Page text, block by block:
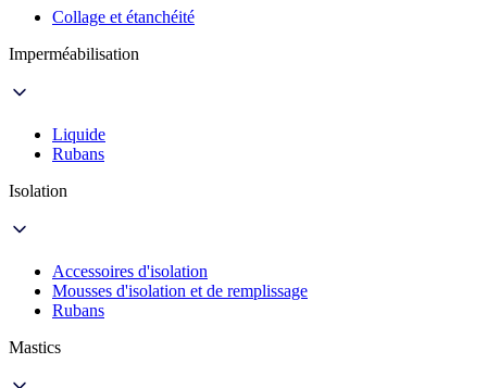
Collage et étanchéité
Imperméabilisation
Liquide
Rubans
Isolation
Accessoires d'isolation
Mousses d'isolation et de remplissage
Rubans
Mastics